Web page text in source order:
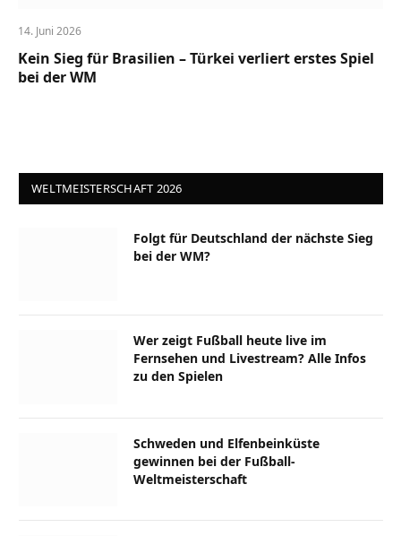
14. Juni 2026
Kein Sieg für Brasilien – Türkei verliert erstes Spiel
bei der WM
WELTMEISTERSCHAFT 2026
Folgt für Deutschland der nächste Sieg
bei der WM?
Wer zeigt Fußball heute live im
Fernsehen und Livestream? Alle Infos
zu den Spielen
Schweden und Elfenbeinküste
gewinnen bei der Fußball-
Weltmeisterschaft